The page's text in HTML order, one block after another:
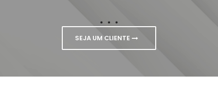
SEJA UM CLIENTE